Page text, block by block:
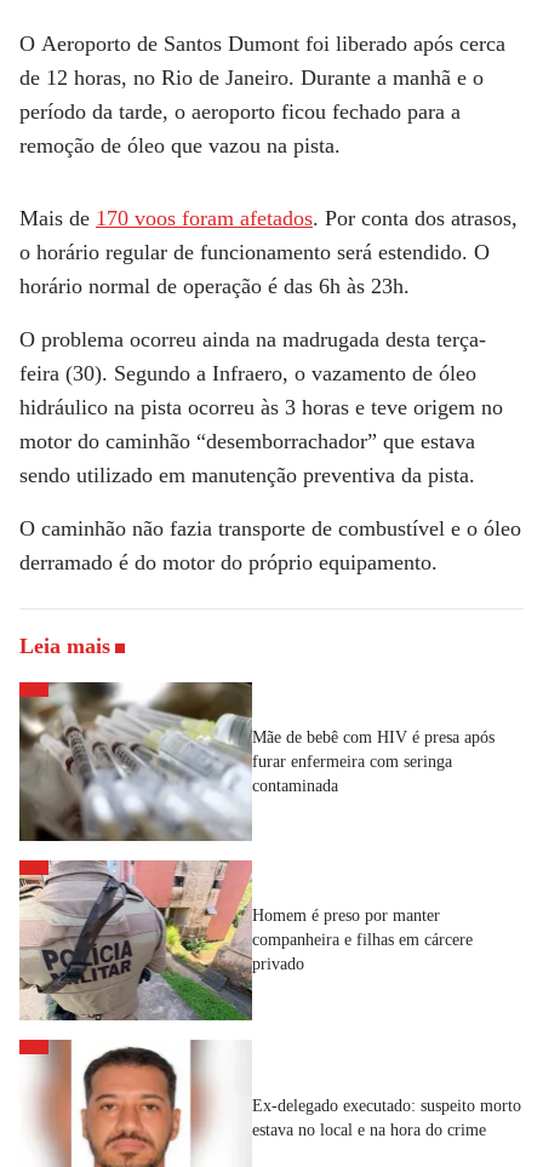
O Aeroporto de Santos Dumont foi liberado após cerca
de 12 horas, no Rio de Janeiro. Durante a manhã e o
período da tarde, o aeroporto ficou fechado para a
remoção de óleo que vazou na pista.
Mais de 170 voos foram afetados. Por conta dos atrasos,
o horário regular de funcionamento será estendido. O
horário normal de operação é das 6h às 23h.
O problema ocorreu ainda na madrugada desta terça-
feira (30). Segundo a Infraero, o vazamento de óleo
hidráulico na pista ocorreu às 3 horas e teve origem no
motor do caminhão “desemborrachador” que estava
sendo utilizado em manutenção preventiva da pista.
O caminhão não fazia transporte de combustível e o óleo
derramado é do motor do próprio equipamento.
Leia mais
Mãe de bebê com HIV é presa após
furar enfermeira com seringa
contaminada
Homem é preso por manter
companheira e filhas em cárcere
privado
Ex-delegado executado: suspeito morto
estava no local e na hora do crime